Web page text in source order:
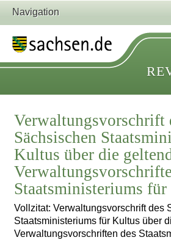
Navigation
Verwaltungsvorschrift
Sächsischen
Kultus über die
Staatsministeriums
Vollzitat: Verwaltungsvorschrift des
Staatsministeriums für Kultus über
Verwaltungsvorschriften des